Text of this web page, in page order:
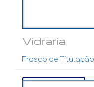
Vidraria
Frasco de Titulação
Ver mais...